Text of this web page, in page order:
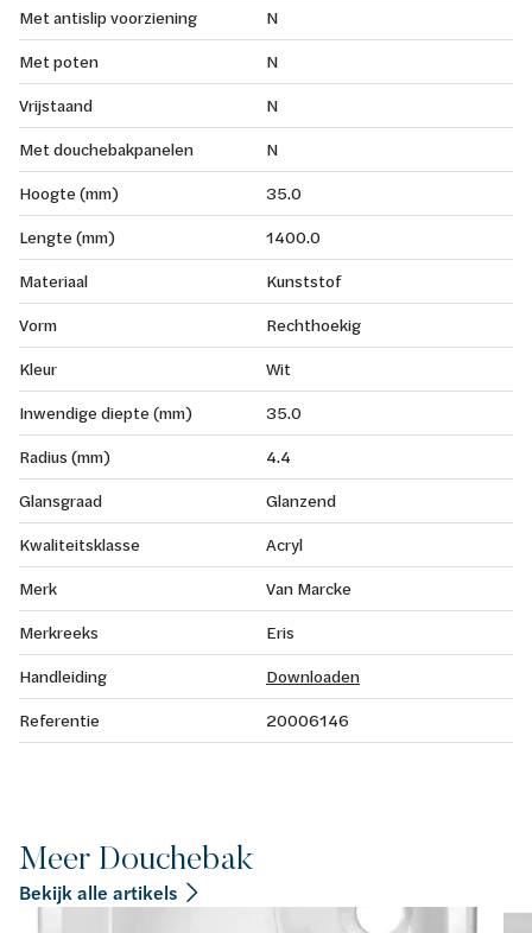
Met antislip voorziening
N
Met poten
N
Vrijstaand
N
Met douchebakpanelen
N
Hoogte (mm)
35.0
Lengte (mm)
1400.0
Materiaal
Kunststof
Vorm
Rechthoekig
Kleur
Wit
Inwendige diepte (mm)
35.0
Radius (mm)
4.4
Glansgraad
Glanzend
Kwaliteitsklasse
Acryl
Merk
Van Marcke
Merkreeks
Eris
Handleiding
Downloaden
Referentie
20006146
Meer Douchebak
Bekijk alle artikels